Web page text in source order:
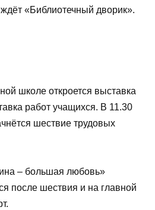
«Библиотечный дворик».
школе откроется выставка
работ учащихся. В 11.30
шествие трудовых
– большая любовь»
после шествия и на главной